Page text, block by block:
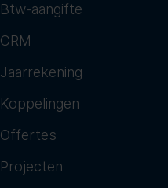
Btw-aangifte
CRM
Jaarrekening
Koppelingen
Offertes
Projecten